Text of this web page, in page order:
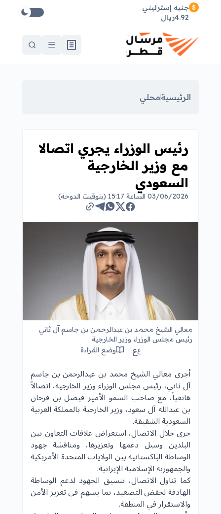
جنيه إسترليني
4.92ريال
الرئيسيةمحلي
رئيس الوزراء يجري اتصالا
مع وزير الخارجية
السعودي
03/06/2026 الساعة 15:17 (بتوقيت الدوحة)
معالي الشيخ محمد بن عبدالرحمن بن جاسم آل ثاني
رئيس مجلس الوزراء وزير الخارجية
عع وضع القراءة
أجرى معالي الشيخ محمد بن عبدالرحمن بن جاسم
آل ثاني، رئيس مجلس الوزراء وزير الخارجية، اتصالاً
هاتفياً، مع صاحب السمو الأمير فيصل بن فرحان
بن عبدالله آل سعود، وزير الخارجية بالمملكة العربية
السعودية الشقيقة.
جرى خلال الاتصال، استعراض علاقات التعاون بين
البلدين وسبل دعمها وتعزيزها، ومناقشة جهود
الوساطة الباكستانية بين الولايات المتحدة الأمريكية
والجمهورية الإسلامية الإيرانية.
كما تناول الاتصال، تنسيق الجهود لدعم الوساطة
الهادفة لخفض التصعيد، بما يسهم في تعزيز الأمن
والاستقرار في المنطقة.